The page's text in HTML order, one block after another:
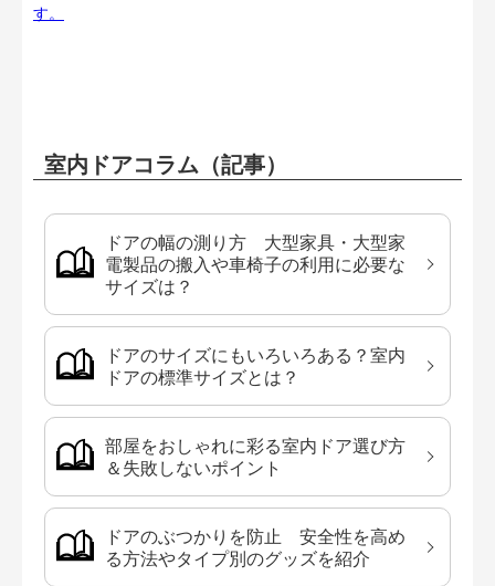
す。
室内ドアコラム（記事）
ドアの幅の測り方 大型家具・大型家
電製品の搬入や車椅子の利用に必要な
サイズは？
ドアのサイズにもいろいろある？室内
ドアの標準サイズとは？
部屋をおしゃれに彩る室内ドア選び方
＆失敗しないポイント
ドアのぶつかりを防止 安全性を高め
る方法やタイプ別のグッズを紹介